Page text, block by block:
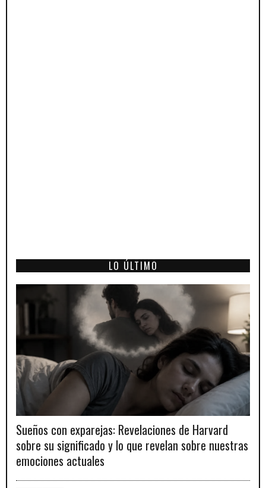
LO ÚLTIMO
Sueños con exparejas: Revelaciones de Harvard
sobre su significado y lo que revelan sobre nuestras
emociones actuales